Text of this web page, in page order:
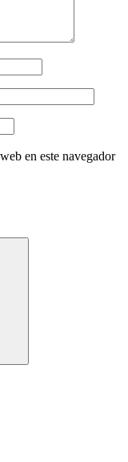
en este navegador